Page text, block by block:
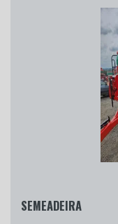
SEMEADEIRA